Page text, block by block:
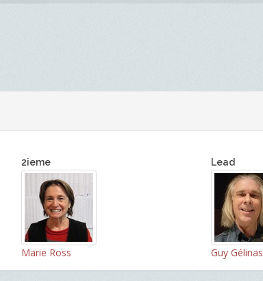
2ieme
Marie Ross
Lead
Guy Gélinas